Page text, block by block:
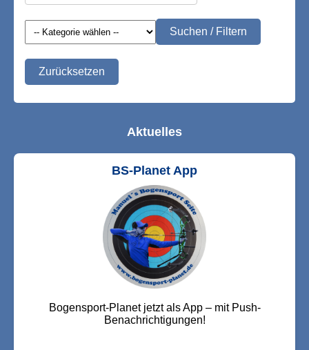
Suchen / Filtern
Zurücksetzen
Aktuelles
BS-Planet App
Bogensport-Planet jetzt als App – mit Push-
Benachrichtigungen!